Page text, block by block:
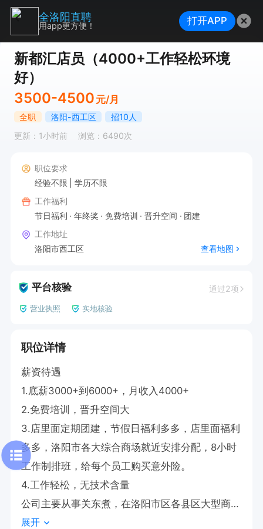
新都汇店员（4000+工作轻松环境
好）
3500-4500 元/月
全职 洛阳-西工区
招10人
更新：1小时前
浏览：6490次
职位要求
经验不限
学历不限
工作福利
节日福利
年终奖 免费培训 晋升空间
团建
工作地址
洛阳市西工区
查看地图
平台核验 通过2项
营业执照 实地核验
职位详情
薪资待遇
1.底薪3000+到6000+，月收入4000+
2.免费培训，晋升空间大
3.店里面定期团建，节假日福利多多，店里面福利
多多，洛阳市各大综合商场就近安排分配，8小时
工作制排班，给每个员工购买意外险。
4.工作轻松，无技术含量
公司主要从事关东煮，在洛阳市区各县区大型商场
都有分店，关东煮本质是丸子串串+汤底+酱料+服
展开
全洛阳直聘
用app更方便！ 打开APP